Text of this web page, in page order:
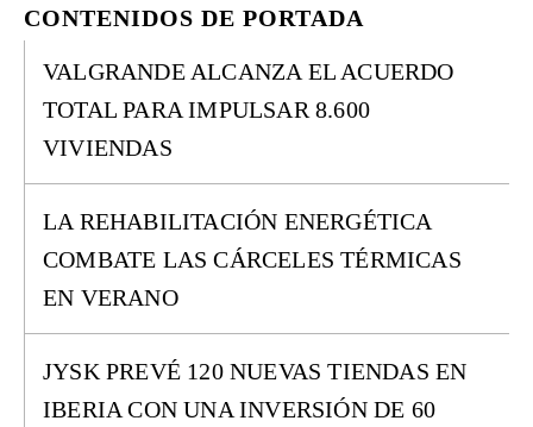
CONTENIDOS DE PORTADA
VALGRANDE ALCANZA EL ACUERDO
TOTAL PARA IMPULSAR 8.600
VIVIENDAS
LA REHABILITACIÓN ENERGÉTICA
COMBATE LAS CÁRCELES TÉRMICAS
EN VERANO
JYSK PREVÉ 120 NUEVAS TIENDAS EN
IBERIA CON UNA INVERSIÓN DE 60